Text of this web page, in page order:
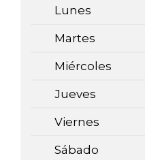
Lunes
Martes
Miércoles
Jueves
Viernes
Sábado